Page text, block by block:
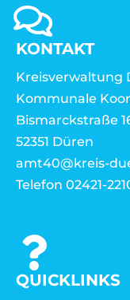
KONTAKT
Kreisverwaltung
Kommunale
Bismarckstraße
52351 Düren
amt40@kreis-
Telefon 02421-
QUICKLINKS